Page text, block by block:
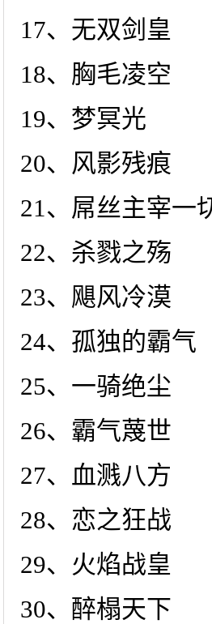
17、无双剑皇
18、胸毛凌空
19、梦冥光
20、风影残痕
21、屌丝主宰一
22、杀戮之殇
23、飓风冷漠
24、孤独的霸气
25、一骑绝尘
26、霸气蔑世
27、血溅八方
28、恋之狂战
29、火焰战皇
30、醉榻天下